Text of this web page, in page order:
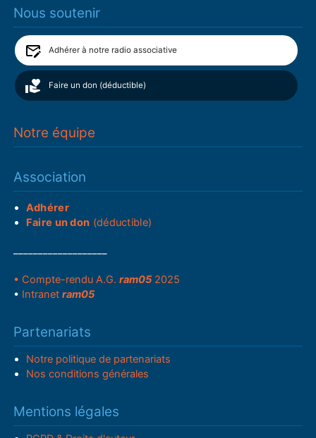
Nous soutenir
Adhérer à notre radio associative
Faire un don (déductible)
Notre équipe
Association
Adhérer
Faire un don (déductible)
• Compte-rendu A.G.ram05 2025
• Intranetram05
Partenariats
Notre politique de partenariats
Nos conditions générales
Mentions légales